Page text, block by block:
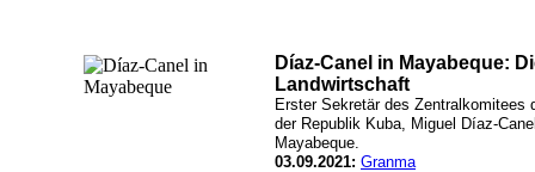
Díaz-Canel in Mayabeque:
Landwirtschaft
Erster Sekretär des
der Republik Kuba, Miguel Díaz-
Mayabeque.
03.09.2021: Granma